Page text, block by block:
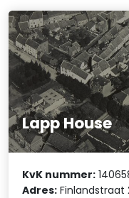
Lapp House
KvK nummer:
Adres: Finlandstraat